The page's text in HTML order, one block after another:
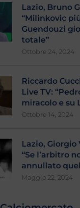
Lazio, Bruno
“Milinkovic
Guendouzi
totale”
Ottobre 24, 2024
Riccardo
Live TV:
miracolo e su
Ottobre 14, 2024
Lazio, Giorgio
“Se l’arbitro
annullato
Maggio 22, 2024